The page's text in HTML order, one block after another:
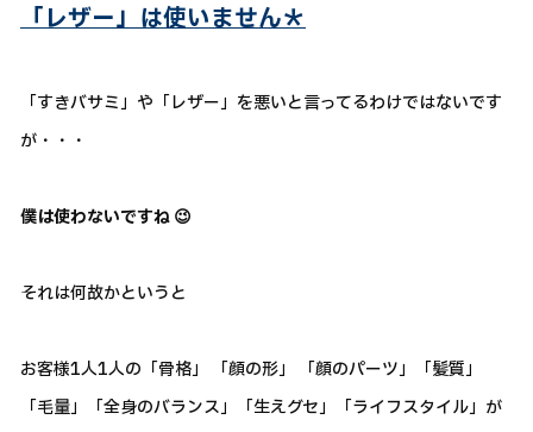
「レザー」は使いません＊
「すきバサミ」や「レザー」を悪いと言ってるわけではないです
が・・・
僕は使わないですね 😉
それは何故かというと
お客様1人1人の「骨格」 「顔の形」 「顔のパーツ」「髪質」
「毛量」「全身のバランス」「生えグセ」「ライフスタイル」が